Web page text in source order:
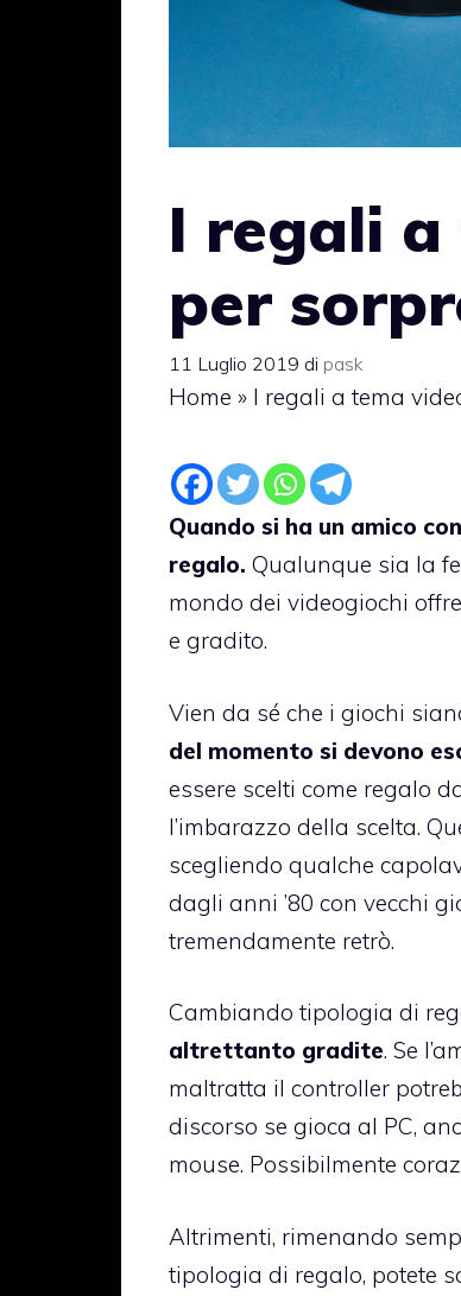
I regali
per
11 Luglio 2019 di pask
Home » I regali a tema
Quando si ha un amico
regalo. Qualunque sia la
mondo dei videogiochi
e gradito.
Vien da sé che i giochi
del momento si devono
essere scelti come regalo
l’imbarazzo della scelta.
scegliendo qualche
dagli anni ’80 con vecchi
tremendamente retrò.
Cambiando tipologia di
altrettanto gradite. Se
maltratta il controller
discorso se gioca al PC,
mouse. Possibilmente
Altrimenti, rimenando
tipologia di regalo, potete